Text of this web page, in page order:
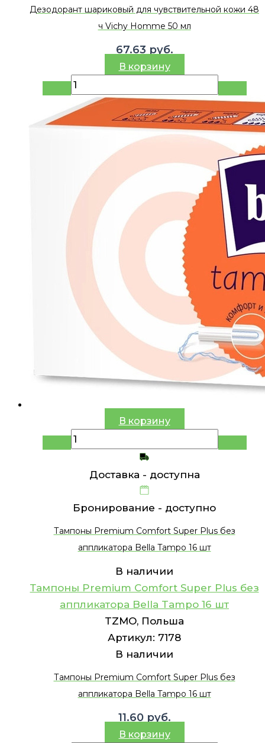
Дезодорант шариковый для чувствительной кожи 48
ч Vichy Homme 50 мл
67.63 руб.
В корзину
В корзину
Доставка - доступна
Бронирование - доступно
Тампоны Premium Comfort Super Plus без
аппликатора Bella Tampo 16 шт
В наличии
Тампоны Premium Comfort Super Plus без
аппликатора Bella Tampo 16 шт
TZMO, Польша
Артикул: 7178
В наличии
Тампоны Premium Comfort Super Plus без
аппликатора Bella Tampo 16 шт
11.60 руб.
В корзину